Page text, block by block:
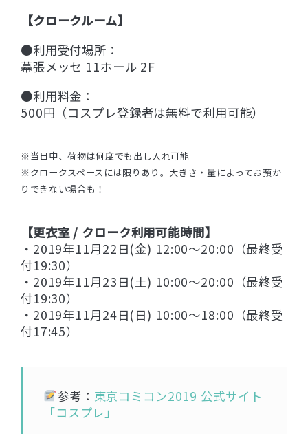
【クロークルーム】
●利用受付場所：
幕張メッセ 11ホール 2F
●利用料金：
500円（コスプレ登録者は無料で利用可能）
※当日中、荷物は何度でも出し入れ可能
※クロークスペースには限りあり。大きさ・量によってお預か
りできない場合も！
【更衣室 / クローク利用可能時間】
・2019年11月22日(金) 12:00～20:00（最終受
付19:30）
・2019年11月23日(土) 10:00～20:00（最終受
付19:30）
・2019年11月24日(日) 10:00～18:00（最終受
付17:45）
参考： 東京コミコン2019 公式サイト
「コスプレ」